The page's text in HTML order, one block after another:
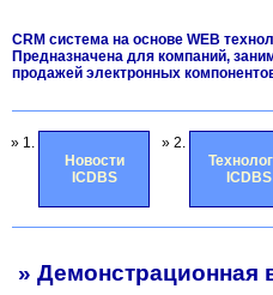
CRM система на основе WEB
Предназначена для компаний,
продажей электронных
» 1.
Новости
ICDBS
» 2.
ICDBS
» Демонстрационная